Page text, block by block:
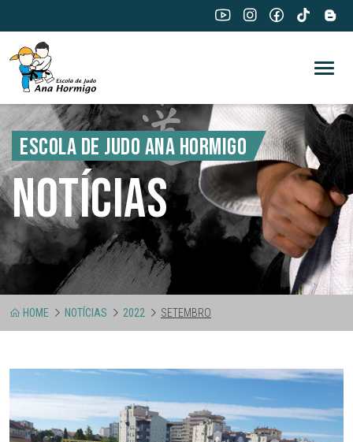
ESCOLA DE JUDO ANA HORMIGO
NOTÍCIAS
HOME NOTÍCIAS 2022 SETEMBRO